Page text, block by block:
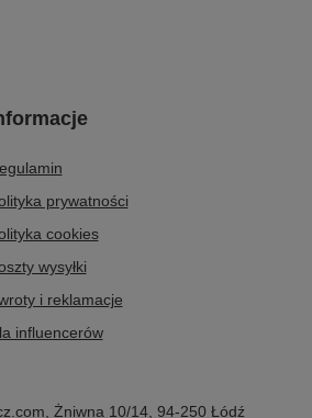
prywatności
cookies
wysyłki
i reklamacje
influencerów
Żniwna 10/14 94-250 Łódź